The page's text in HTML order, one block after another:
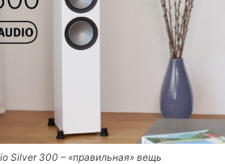
Silver 300 – «правильная» вещь